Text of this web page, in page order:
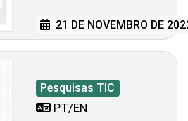
21 DE NOVEMBRO DE
Pesquisas TIC
PT/EN